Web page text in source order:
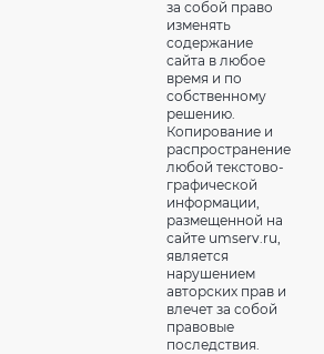
за собой право
изменять
содержание
сайта в любое
время и по
собственному
решению.
Копирование и
распространение
любой текстово-
графической
информации,
размещенной на
сайте umserv.ru,
является
нарушением
авторских прав и
влечет за собой
правовые
последствия.